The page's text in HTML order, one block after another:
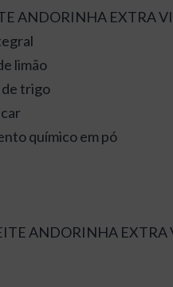
ANDORINHA EXTRA
limão
de trigo
químico em pó
ANDORINHA EXTRA